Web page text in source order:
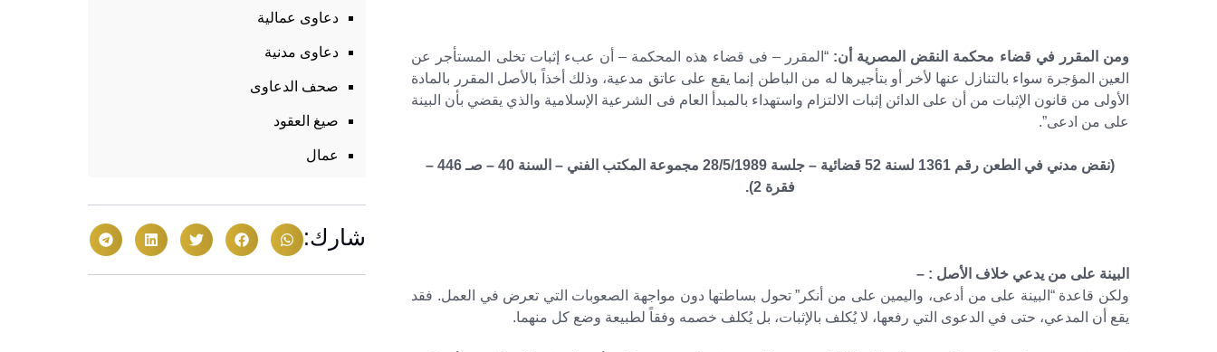
ومن المقرر في قضاء محكمة النقض المصرية أن: “المقرر – فى قضاء هذه المحكمة – أن عبء إثبات تخلى المستأجر عن
العين المؤجرة سواء بالتنازل عنها لأخر أو بتأجيرها له من الباطن إنما يقع على عاتق مدعية، وذلك أخذاً بالأصل المقرر بالمادة
الأولى من قانون الإثبات من أن على الدائن إثبات الالتزام واستهداء بالمبدأ العام فى الشرعية الإسلامية والذي يقضي بأن البينة
على من ادعى”.
(نقض مدني في الطعن رقم 1361 لسنة 52 قضائية – جلسة 28/5/1989 مجموعة المكتب الفني – السنة 40 – صـ 446 –
فقرة 2).
البينة على من يدعي خلاف الأصل : –
ولكن قاعدة “البينة على من أدعى، واليمين على من أنكر” تحول بساطتها دون مواجهة الصعوبات التي تعرض في العمل. فقد
يقع أن المدعي، حتى في الدعوى التي رفعها، لا يُكلف بالإثبات، بل يُكلف خصمه وفقاً لطبيعة وضع كل منهما.
دعاوى عمالية
دعاوى مدنية
صحف الدعاوى
صيغ العقود
عمال
شارك: